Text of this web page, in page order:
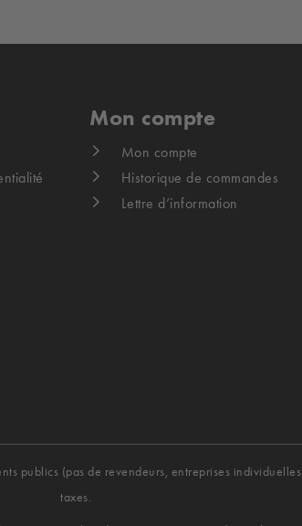
Mon compte
Mon compte
Historique de commandes
Lettre d’information
publics (pas de revendeurs, entreprises
taxes.